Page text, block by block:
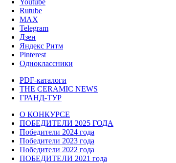
Youtube
Rutube
MAX
Telegram
Дзен
Яндекс Ритм
Pinterest
Одноклассники
PDF-каталоги
THE CERAMIC NEWS
ГРАНД-ТУР
О КОНКУРСЕ
ПОБЕДИТЕЛИ 2025 ГОДА
Победители 2024 года
Победители 2023 года
Победители 2022 года
ПОБЕДИТЕЛИ 2021 года